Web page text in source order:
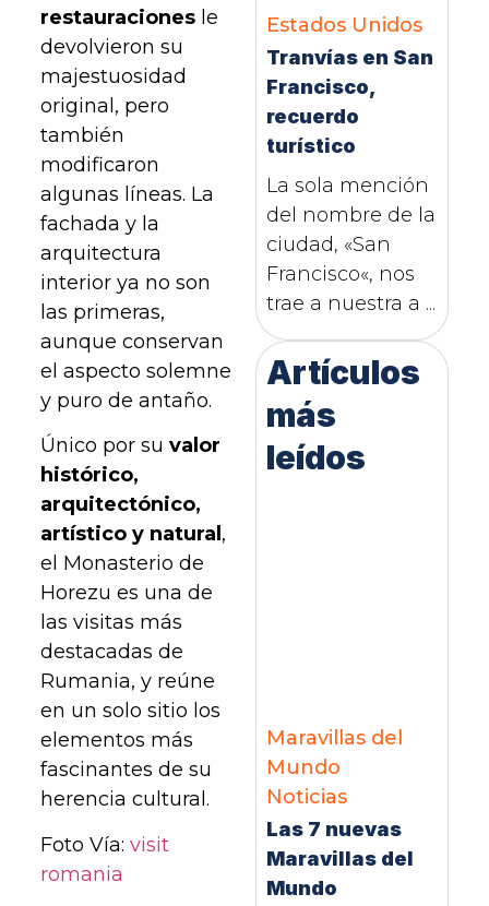
restauraciones le
devolvieron su
majestuosidad
original, pero
también
modificaron
algunas líneas. La
fachada y la
arquitectura
interior ya no son
las primeras,
aunque conservan
el aspecto solemne
y puro de antaño.
Único por suvalor
histórico,
arquitectónico,
artístico y natural ,
el Monasterio de
Horezu es una de
las visitas más
destacadas de
Rumania, y reúne
en un solo sitio los
elementos más
fascinantes de su
herencia cultural.
Foto Vía:visit
romania
Estados Unidos
Tranvías en San
Francisco,
recuerdo
turístico
La sola mención
del nombre de la
ciudad, «San
Francisco«, nos
trae a nuestra a ...
Artículos
más
leídos
Maravillas del
Mundo
Noticias
Las 7 nuevas
Maravillas del
Mundo